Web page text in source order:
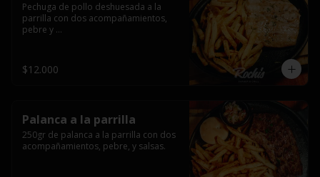
Pechuga de pollo deshuesada a la
parrilla con dos acompañamientos,
pebre y
$12.000
Palanca a la parrilla
250gr de palanca a la parrilla con dos
acompañamientos, pebre, y salsas.